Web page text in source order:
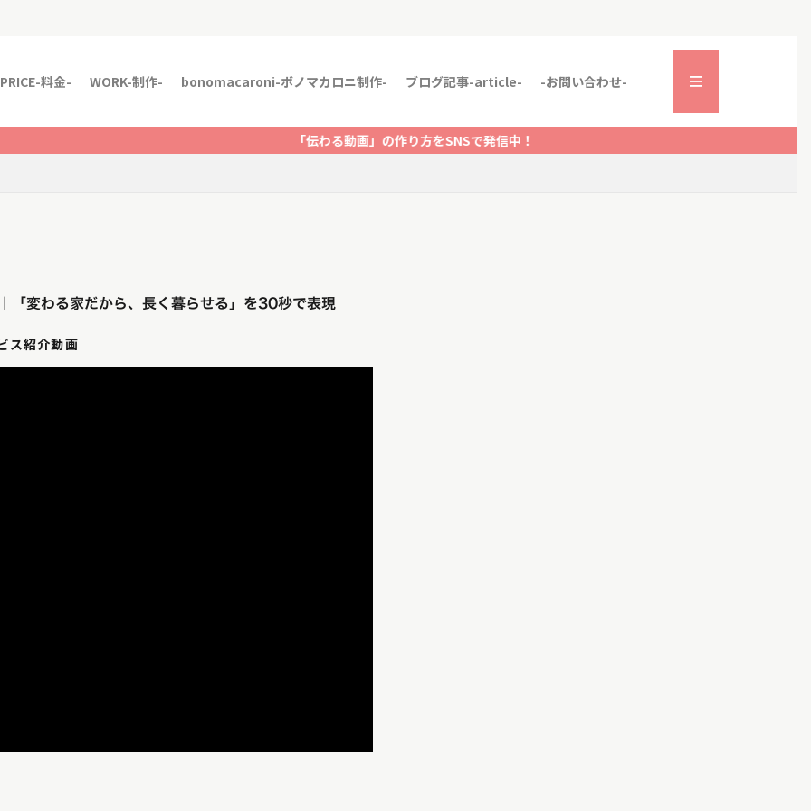
PRICE-料金- WORK-制作- bonomacaroni-ボノマカロニ制作- ブログ記事-article- -お問い合わせ-
「伝わる動画」の作り方をSNSで発信中！
変わる家だから、長く暮らせる」を30秒で表現
ス紹介動画